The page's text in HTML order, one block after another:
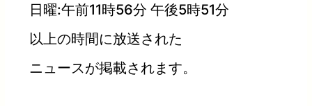
日曜:午前11時56分 午後5時51分
以上の時間に放送された
ニュースが掲載されます。